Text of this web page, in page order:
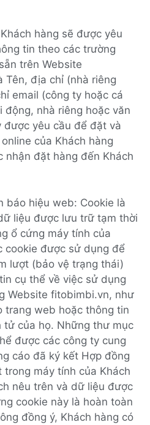
hàng sẽ được yêu
tin theo các trường
trên Website
Tên, địa chỉ (nhà riêng
email (công ty hoặc cá
nhà riêng hoặc văn
yêu cầu để đặt và
của Khách hàng
nhận đặt hàng đến Khách
báo hiệu web: Cookie là
liệu được lưu trữ tạm thời
ổ cứng máy tính của
cookie được sử dụng để
lượt (bảo vệ trạng thái)
cụ thể về việc sử dụng
Website fitobimbi.vn, như
trang web hoặc thông tin
tử của họ. Những thư mục
được các công ty cung
cáo đã ký kết Hợp đồng
máy tính của Khách
nêu trên và dữ liệu được
cookie này là hoàn toàn
đồng ý, Khách hàng có